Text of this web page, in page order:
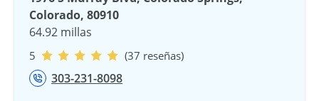
Colorado, 80910
64.92 millas
5 (37 reseñas)
303-231-8098